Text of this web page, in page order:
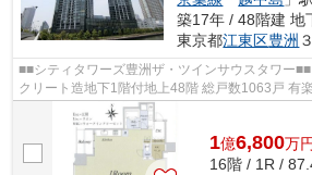
築17年 / 48階建 地
東京都江東区豊洲
■■シティタワーズ豊洲ザ・ツインサウスタワー■■ 2009年 2月完成 鉄筋コン
クリート造地下1階付地上48階 総戸数1063戸 有楽町線 『豊洲』駅 徒歩4分
ゆりかもめ 『豊洲』駅 徒歩6分 ...
1億6,800万円
16階 / 1R /